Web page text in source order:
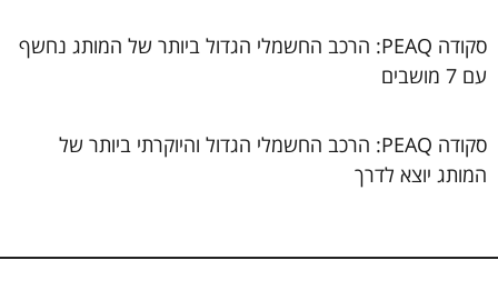
סקודה PEAQ: הרכב החשמלי הגדול ביותר של המותג נחשף
עם 7 מושבים
סקודה PEAQ: הרכב החשמלי הגדול והיוקרתי ביותר של
המותג יוצא לדרך